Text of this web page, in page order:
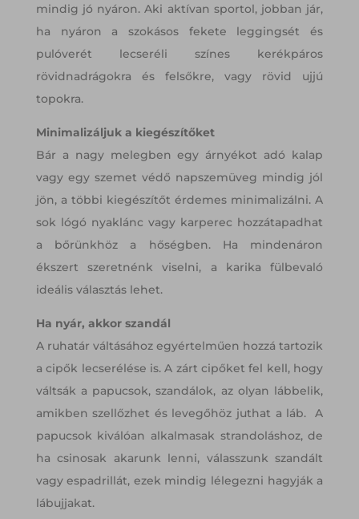
mindig jó nyáron. Aki aktívan sportol, jobban jár,
ha nyáron a szokásos fekete leggingsét és
pulóverét lecseréli színes kerékpáros
rövidnadrágokra és felsőkre, vagy rövid ujjú
topokra.
Minimalizáljuk a kiegészítőket
Bár a nagy melegben egy árnyékot adó kalap
vagy egy szemet védő napszemüveg mindig jól
jön, a többi kiegészítőt érdemes minimalizálni. A
sok lógó nyaklánc vagy karperec hozzátapadhat
a bőrünkhöz a hőségben. Ha mindenáron
ékszert szeretnénk viselni, a karika fülbevaló
ideális választás lehet.
Ha nyár, akkor szandál
A ruhatár váltásához egyértelműen hozzá tartozik
a cipők lecserélése is. A zárt cipőket fel kell, hogy
váltsák a papucsok, szandálok, az olyan lábbelik,
amikben szellőzhet és levegőhöz juthat a láb. A
papucsok kiválóan alkalmasak strandoláshoz, de
ha csinosak akarunk lenni, válasszunk szandált
vagy espadrillát, ezek mindig lélegezni hagyják a
lábujjakat.